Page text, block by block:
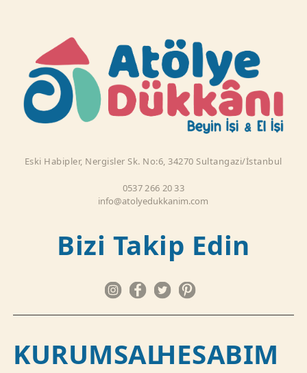
Eski Habipler, Nergisler Sk. No:6, 34270 Sultangazi/İstanbul
0537 266 20 33
info@atolyedukkanim.com
Bizi Takip Edin
KURUMSALHESABIM